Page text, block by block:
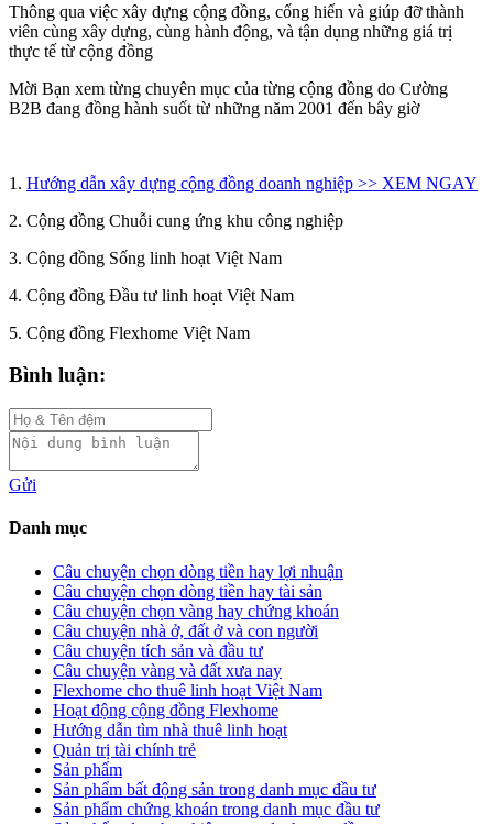
Thông qua việc xây dựng cộng đồng, cống hiến và giúp đỡ thành
viên cùng xây dựng, cùng hành động, và tận dụng những giá trị
thực tế từ cộng đồng
Mời Bạn xem từng chuyên mục của từng cộng đồng do Cường
B2B đang đồng hành suốt từ những năm 2001 đến bây giờ
1. Hướng dẫn xây dựng cộng đồng doanh nghiệp >> XEM NGAY
2. Cộng đồng Chuỗi cung ứng khu công nghiệp
3. Cộng đồng Sống linh hoạt Việt Nam
4. Cộng đồng Đầu tư linh hoạt Việt Nam
5. Cộng đồng Flexhome Việt Nam
Bình luận:
Gửi
Danh mục
Câu chuyện chọn dòng tiền hay lợi nhuận
Câu chuyện chọn dòng tiền hay tài sản
Câu chuyện chọn vàng hay chứng khoán
Câu chuyện nhà ở, đất ở và con người
Câu chuyện tích sản và đầu tư
Câu chuyện vàng và đất xưa nay
Flexhome cho thuê linh hoạt Việt Nam
Hoạt động cộng đồng Flexhome
Hướng dẫn tìm nhà thuê linh hoạt
Quản trị tài chính trẻ
Sản phẩm
Sản phẩm bất động sản trong danh mục đầu tư
Sản phẩm chứng khoán trong danh mục đầu tư